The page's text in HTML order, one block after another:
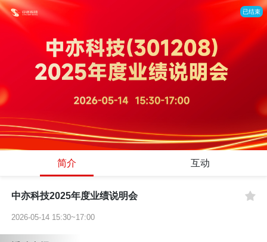
已结束
简介 互动
中亦科技2025年度业绩说明会
2026-05-14 15:30~17:00